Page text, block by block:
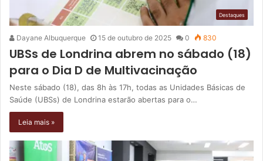
Destaques
Dayane Albuquerque 15 de outubro de 2025 0 830
UBSs de Londrina abrem no sábado (18)
para o Dia D de Multivacinação
Neste sábado (18), das 8h às 17h, todas as Unidades Básicas de
Saúde (UBSs) de Londrina estarão abertas para o…
Leia mais »